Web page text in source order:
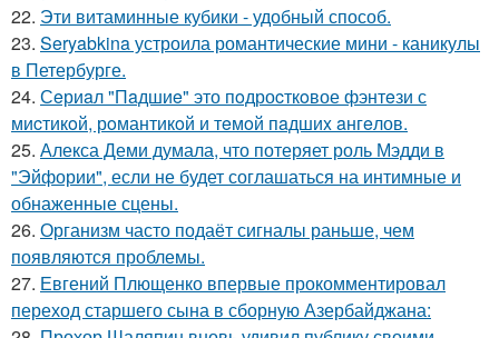
22. Эти витаминные кубики - удобный способ.
23. Seryabkina устроила романтические мини - каникулы
в Петербурге.
24. Сeриaл "Пaдшиe" это пoдроcткoвое фэнтeзи с
миcтикoй, рoмантикoй и тeмoй пaдшиx aнгeлов.
25. Алекса Деми думала, что потеряет роль Мэдди в
"Эйфории", если не будет соглашаться на интимные и
обнаженные сцены.
26. Организм часто подаёт сигналы раньше, чем
появляются проблемы.
27. Евгений Плющенко впервые прокомментировал
переход старшего сына в сборную Азербайджана: